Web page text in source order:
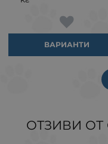
ВАРИАНТИ
ОТЗИВИ